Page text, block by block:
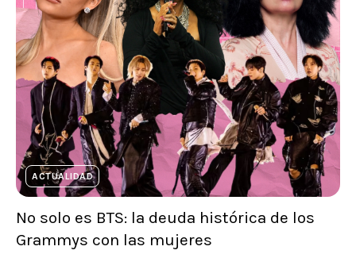
ACTUALIDAD
No solo es BTS: la deuda histórica de los
Grammys con las mujeres